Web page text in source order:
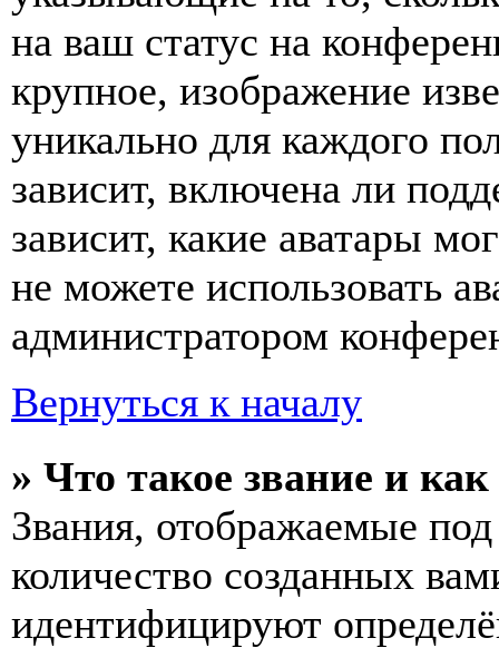
на ваш статус на
крупное, изображение
уникально для каждого
зависит, включена ли
зависит, какие аватары
не можете использовать
администратором
Вернуться к началу
» Что такое звание и
Звания, отображаемые
количество созданных
идентифицируют